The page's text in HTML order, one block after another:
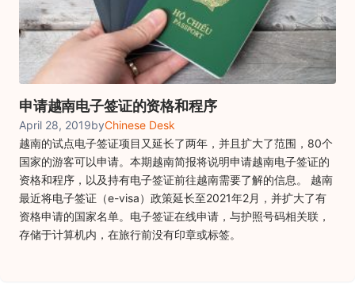
申请越南电子签证的资格和程序
April 28, 2019byChinese Desk
越南的试点电子签证项目又延长了两年，并且扩大了范围，80个
国家的游客可以申请。本期越南简报将说明申请越南电子签证的
资格和程序，以及持有电子签证前往越南需要了解的信息。 越南
最近将电子签证（e-visa）政策延长至2021年2月，并扩大了有
资格申请的国家名单。电子签证在线申请，与护照号码相关联，
存储于计算机内，在旅行前没有印章或标签。